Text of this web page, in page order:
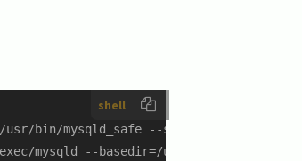
shell
bin/mysqld_safe --skip-grant-tables
mysqld --basedir=/usr --datadir=/